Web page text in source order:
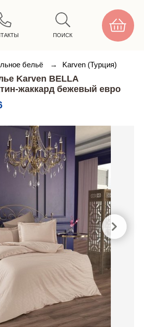
ПОИСК
бельё → Karven (Турция)
Karven BELLA
жаккард бежевый евро